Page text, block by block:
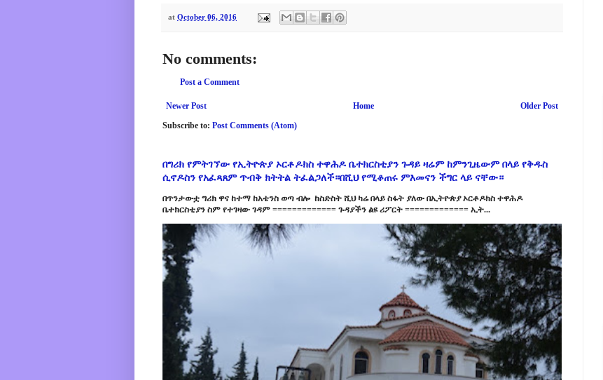
at October 06, 2016
No comments:
Post a Comment
Newer Post Older Post
Home
Subscribe to: Post Comments (Atom)
በግሪክ የምትገኘው የኢትዮጵያ ኦርቶዶክስ ተዋሕዶ ቤተክርስቲያን ጉዳይ ዛሬም ከምንጊዜውም በላይ የቅዱስ
ሲኖዶስን የአፈጻጸም ጥብቅ ክትትል ትፈልጋለች።በሺህ የሚቆጠሩ ምእመናን ችግር ላይ ናቸው።
በጥንታውቷ ግሪክ ዋና ከተማ ከአቴንስ ወጣ ብሎ ከስድስት ሺህ ካሬ በላይ ስፋት ያለው በኢትዮጵያ ኦርቶዶክስ ተዋሕዶ
ቤተክርስቲያን ስም የተገዛው ገዳም ============= ጉዳያችን ልዩ ሪፖርት ============= ኢት...